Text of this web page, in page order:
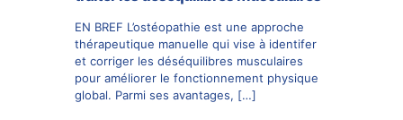
EN BREF L’ostéopathie est une approche
thérapeutique manuelle qui vise à identifer
et corriger les déséquilibres musculaires
pour améliorer le fonctionnement physique
global. Parmi ses avantages, […]